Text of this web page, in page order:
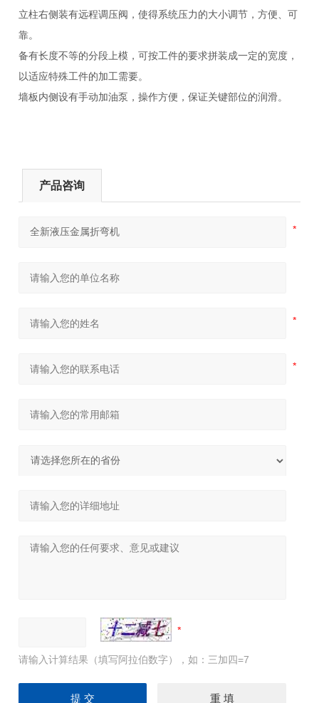
立柱右侧装有远程调压阀，使得系统压力的大小调节，方便、可
靠。
备有长度不等的分段上模，可按工件的要求拼装成一定的宽度，
以适应特殊工件的加工需要。
墙板内侧设有手动加油泵，操作方便，保证关键部位的润滑。
产品咨询
请输入计算结果（填写阿拉伯数字），如：三加四=7